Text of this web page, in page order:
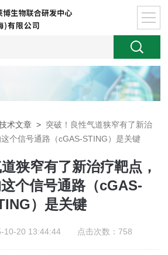
术文章 > 突破！良性气道狭窄有了新治
个信号通路（cGAS-STING）是关键
狭窄有了新治疗靶点，
个信号通路（cGAS-
）是关键
10-20 13:44:44 点击次数：758